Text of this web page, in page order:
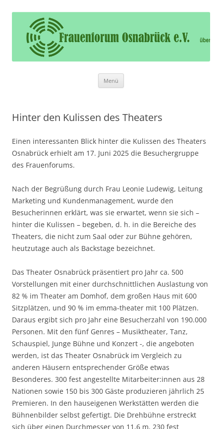
Frauenforum Osnabrück e.V.
Frauenforum Osnabrück – Wir öffnen Ihnen die Tür
Menü
Hinter den Kulissen des Theaters
Einen interessanten Blick hinter die Kulissen des Theaters
Osnabrück erhielt am 17. Juni 2025 die Besuchergruppe
des Frauenforums.
Nach der Begrüßung durch Frau Leonie Ludewig, Leitung
Marketing und Kundenmanagement, wurde den
Besucherinnen erklärt, was sie erwartet, wenn sie sich –
hinter die Kulissen – begeben, d. h. in die Bereiche des
Theaters, die nicht zum Saal oder zur Bühne gehören,
heutzutage auch als Backstage bezeichnet.
Das Theater Osnabrück präsentiert pro Jahr ca. 500
Vorstellungen mit einer durchschnittlichen Auslastung von
82 % im Theater am Domhof, dem großen Haus mit 600
Sitzplätzen, und 90 % im emma-theater mit 100 Plätzen.
Daraus ergibt sich pro Jahr eine Besucherzahl von 190.000
Personen. Mit den fünf Genres – Musiktheater, Tanz,
Schauspiel, Junge Bühne und Konzert -, die angeboten
werden, ist das Theater Osnabrück im Vergleich zu
anderen Häusern entsprechender Größe etwas
Besonderes. 300 fest angestellte Mitarbeiter:innen aus 28
Nationen sowie 150 bis 300 Gäste produzieren jährlich 25
Premieren. In den hauseigenen Werkstätten werden die
Bühnenbilder selbst gefertigt. Die Drehbühne erstreckt
sich über einen Durchmesser von 11,6 m. 230 fest